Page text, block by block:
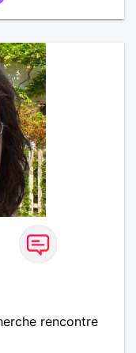
rencontre